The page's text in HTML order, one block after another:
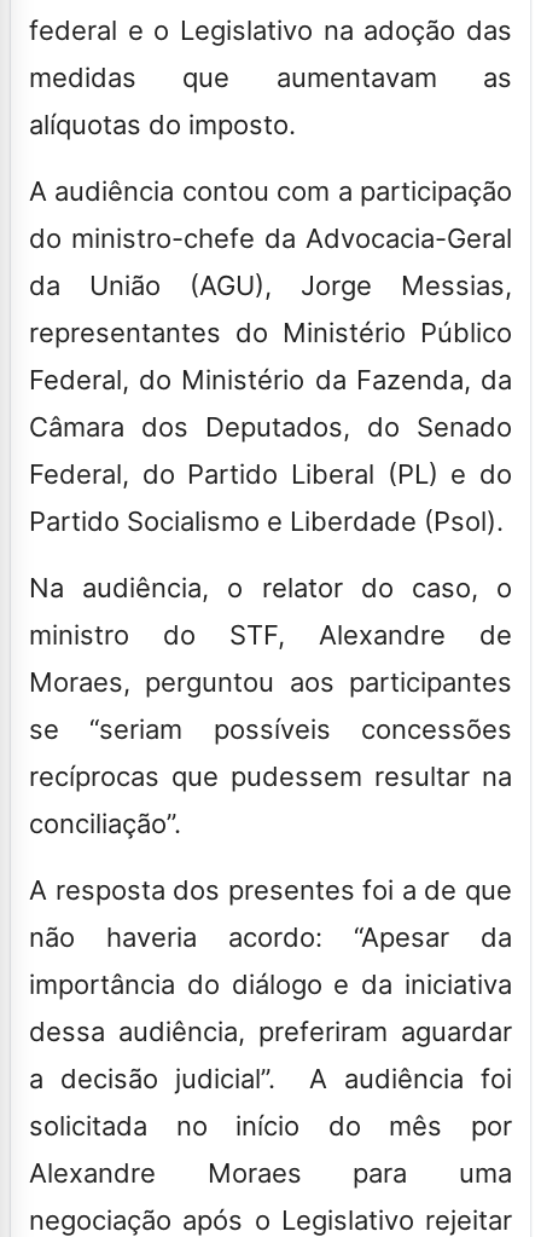
federal e o Legislativo na adoção das
medidas que aumentavam as
alíquotas do imposto.
A audiência contou com a participação
do ministro-chefe da Advocacia-Geral
da União (AGU), Jorge Messias,
representantes do Ministério Público
Federal, do Ministério da Fazenda, da
Câmara dos Deputados, do Senado
Federal, do Partido Liberal (PL) e do
Partido Socialismo e Liberdade (Psol).
Na audiência, o relator do caso, o
ministro do STF, Alexandre de
Moraes, perguntou aos participantes
se “seriam possíveis concessões
recíprocas que pudessem resultar na
conciliação”.
A resposta dos presentes foi a de que
não haveria acordo: “Apesar da
importância do diálogo e da iniciativa
dessa audiência, preferiram aguardar
a decisão judicial”. A audiência foi
solicitada no início do mês por
Alexandre Moraes para uma
negociação após o Legislativo rejeitar